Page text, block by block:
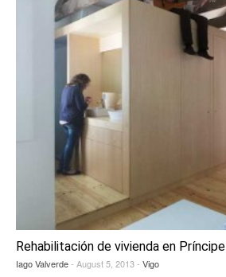
Rehabilitación de vivienda en Príncipe
Iago Valverde- August 5, 2013 - Vigo